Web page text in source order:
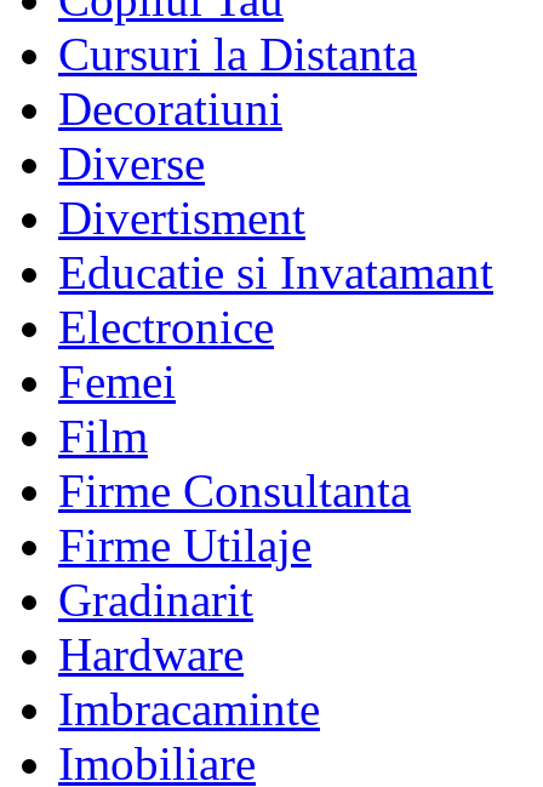
Cursuri la Distanta
Decoratiuni
Diverse
Divertisment
Educatie si Invatamant
Electronice
Femei
Film
Firme Consultanta
Firme Utilaje
Gradinarit
Hardware
Imbracaminte
Imobiliare